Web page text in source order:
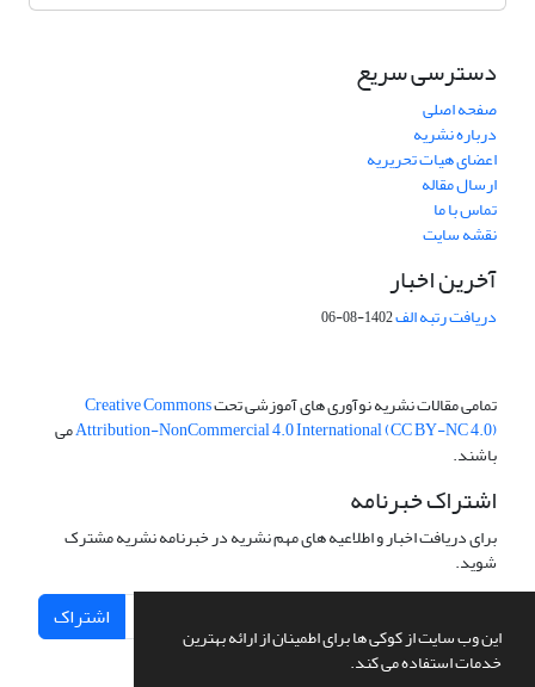
این وب سایت از کوکی ها برای اطمینان از ارائه بهترین
خدمات استفاده می کند.
دسترسی سریع
صفحه اصلی
درباره نشریه
اعضای هیات تحریریه
ارسال مقاله
تماس با ما
نقشه سایت
آخرین اخبار
دریافت رتبه الف1402-08-06
تمامی مقالات نشریه نوآوری های آموزشی تحتCreative Commons
Attribution-NonCommercial 4.0 International (CC BY-NC 4.0)می
باشند.
اشتراک خبرنامه
برای دریافت اخبار و اطلاعیه های مهم نشریه در خبرنامه نشریه مشترک
شوید.
اشتراک